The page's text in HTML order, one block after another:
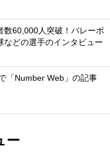
数60,000人突破！バレーボ
などの選手のインタビュー
「Number Web」の記事
ー